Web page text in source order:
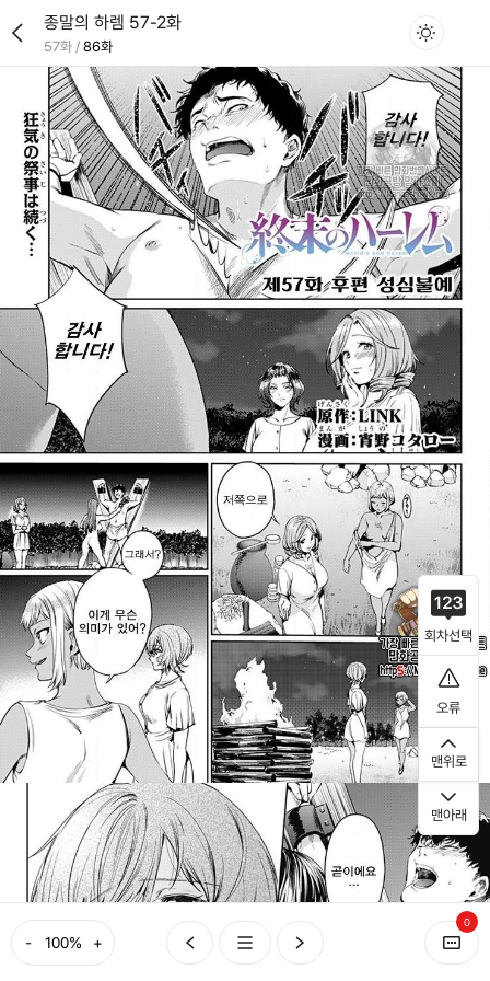
종말의 하렘 57-2화
57화 / 86화
- +
0
회차선택
오류
맨위로
맨아래